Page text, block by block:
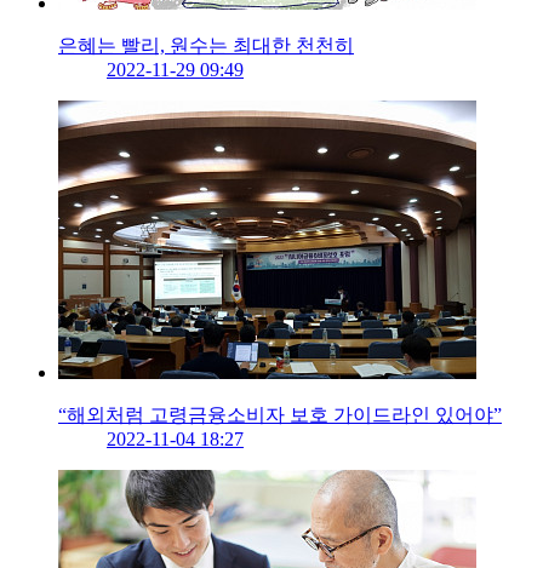
은혜는 빨리, 원수는 최대한 천천히
2022-11-29 09:49
“해외처럼 고령금융소비자 보호 가이드라인 있어야”
2022-11-04 18:27